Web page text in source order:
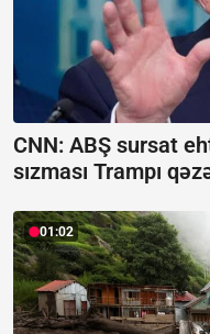
CNN: ABŞ sursat
sızması Trampı
01:02